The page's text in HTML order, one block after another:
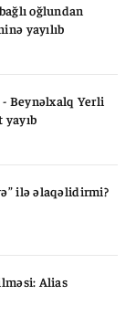
oğlundan
yayılıb
- Beynəlxalq Yerli
ilə əlaqəlidirmi?
Alias